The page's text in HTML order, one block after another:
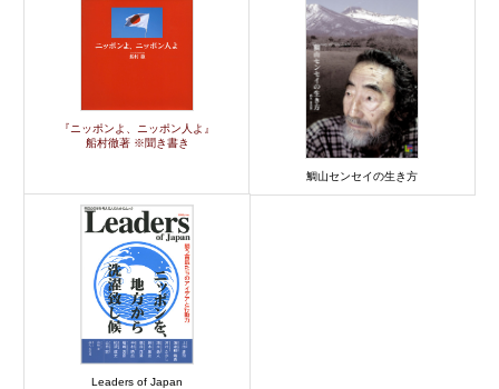
『ニッポンよ、ニッポン人よ』
船村徹著 ※聞き書き
鯛山センセイの生き方
Leaders of Japan